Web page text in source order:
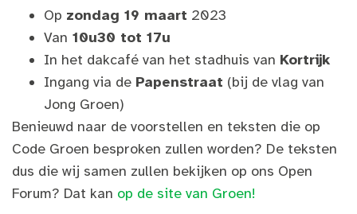
Op zondag 19 maart 2023
Van 10u30 tot 17u
In het dakcafé van het stadhuis van Kortrijk
Ingang via de Papenstraat (bij de vlag van
Jong Groen)
Benieuwd naar de voorstellen en teksten die op
Code Groen besproken zullen worden? De teksten
dus die wij samen zullen bekijken op ons Open
Forum? Dat kan op de site van Groen!